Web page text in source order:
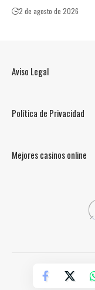
2 de agosto de 2026
Aviso Legal
Política de Privacidad
Mejores casinos online